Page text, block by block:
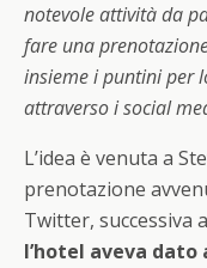
notevole attività da
fare una
insieme i puntini per
attraverso i social
L’idea è venuta a
prenotazione
Twitter, successiva
l’hotel aveva